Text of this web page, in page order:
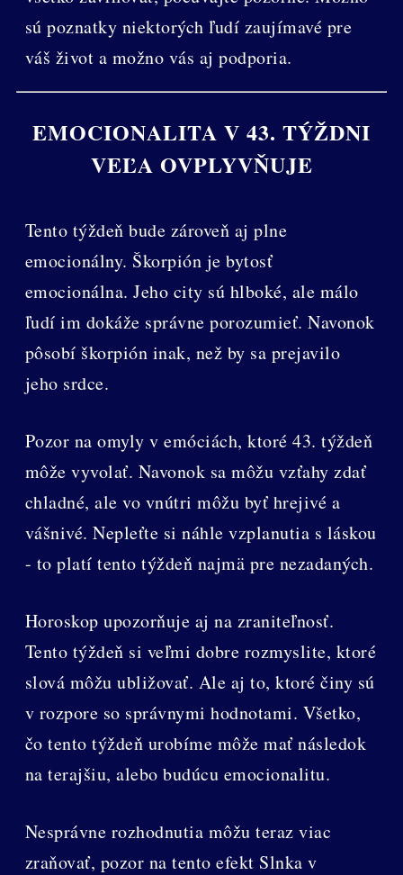
sú poznatky niektorých ľudí zaujímavé pre
váš život a možno vás aj podporia.
EMOCIONALITA V 43. TÝŽDNI
VEĽA OVPLYVŇUJE
Tento týždeň bude zároveň aj plne
emocionálny. Škorpión je bytosť
emocionálna. Jeho city sú hlboké, ale málo
ľudí im dokáže správne porozumieť. Navonok
pôsobí škorpión inak, než by sa prejavilo
jeho srdce.
Pozor na omyly v emóciách, ktoré 43. týždeň
môže vyvolať. Navonok sa môžu vzťahy zdať
chladné, ale vo vnútri môžu byť hrejivé a
vášnivé. Nepleťte si náhle vzplanutia s láskou
- to platí tento týždeň najmä pre nezadaných.
Horoskop upozorňuje aj na zraniteľnosť.
Tento týždeň si veľmi dobre rozmyslite, ktoré
slová môžu ubližovať. Ale aj to, ktoré činy sú
v rozpore so správnymi hodnotami. Všetko,
čo tento týždeň urobíme môže mať následok
na terajšiu, alebo budúcu emocionalitu.
Nesprávne rozhodnutia môžu teraz viac
zraňovať, pozor na tento efekt Slnka v